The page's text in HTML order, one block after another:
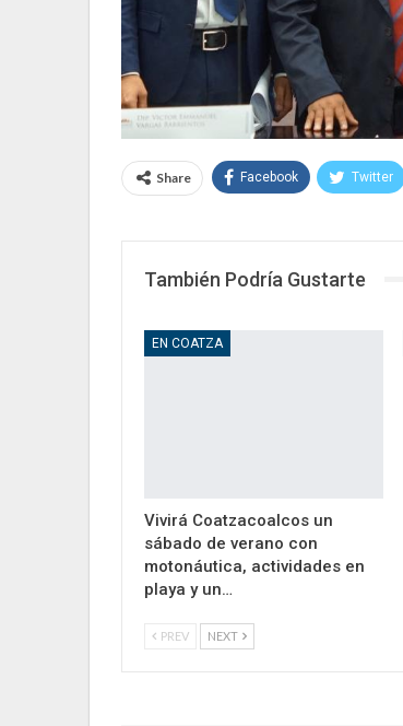
Share Facebook Twitter
También Podría Gustarte
EN COATZA
Vivirá Coatzacoalcos un
sábado de verano con
motonáutica, actividades en
playa y un…
PREV NEXT